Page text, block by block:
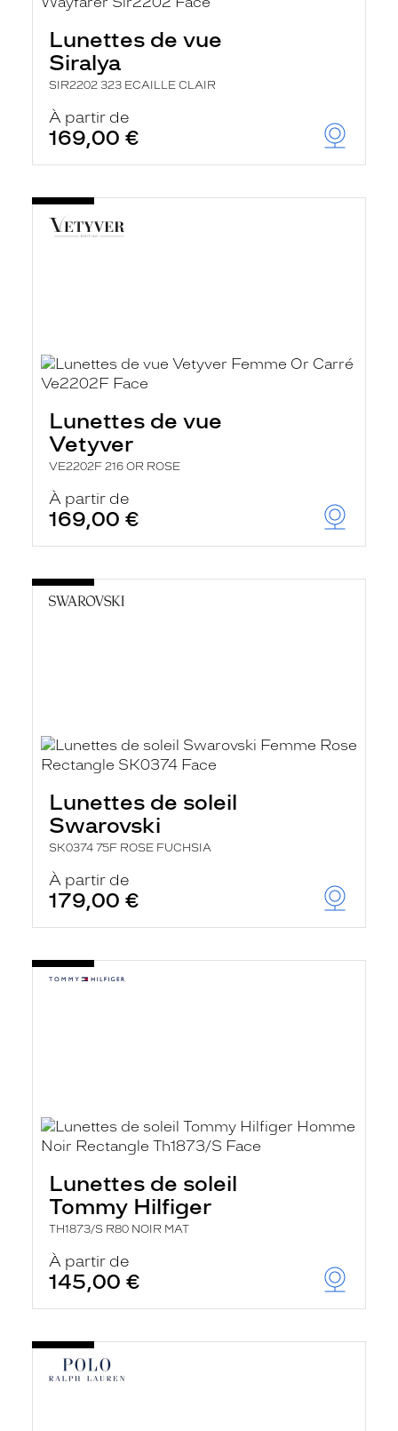
Lunettes de vue
Siralya
SIR2202 323 ECAILLE CLAIR
À partir de
169,00 €
Lunettes de vue
Vetyver
VE2202F 216 OR ROSE
À partir de
169,00 €
Lunettes de soleil
Swarovski
SK0374 75F ROSE FUCHSIA
À partir de
179,00 €
Lunettes de soleil
Tommy Hilfiger
TH1873/S R80 NOIR MAT
À partir de
145,00 €